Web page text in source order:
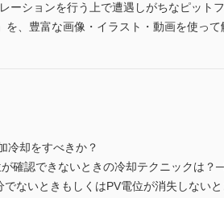
ションを行う上で遭遇しがちなピット
、豊富な画像・イラスト・動画を使って
冷却をすべきか？
確認できないときの冷却テクニックは？
ないときもしくはPV電位が消失しない